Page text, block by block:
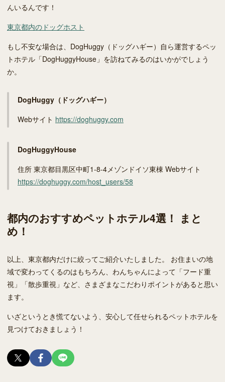
んいるんです！
東京都内のドッグホスト
もし不安な場合は、DogHuggy（ドッグハギー）自ら運営するペッ
トホテル「DogHuggyHouse」を訪ねてみるのはいかがでしょう
か。
DogHuggy（ドッグハギー）
Webサイト https://doghuggy.com
DogHuggyHouse
住所 東京都目黒区中町1-8-4メゾンドイソ東棟 Webサイト
https://doghuggy.com/host_users/58
都内のおすすめペットホテル4選！ まと
め！
以上、東京都内だけに絞ってご紹介いたしました。 お住まいの地
域で変わってくるのはもちろん、わんちゃんによって「フード重
視」「散歩重視」など、さまざまなこだわりポイントがあると思い
ます。
いざというとき慌てないよう、安心して任せられるペットホテルを
見つけておきましょう！